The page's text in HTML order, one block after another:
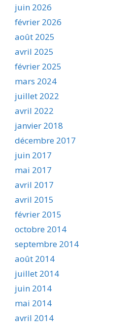
juin 2026
février 2026
août 2025
avril 2025
février 2025
mars 2024
juillet 2022
avril 2022
janvier 2018
décembre 2017
juin 2017
mai 2017
avril 2017
avril 2015
février 2015
octobre 2014
septembre 2014
août 2014
juillet 2014
juin 2014
mai 2014
avril 2014